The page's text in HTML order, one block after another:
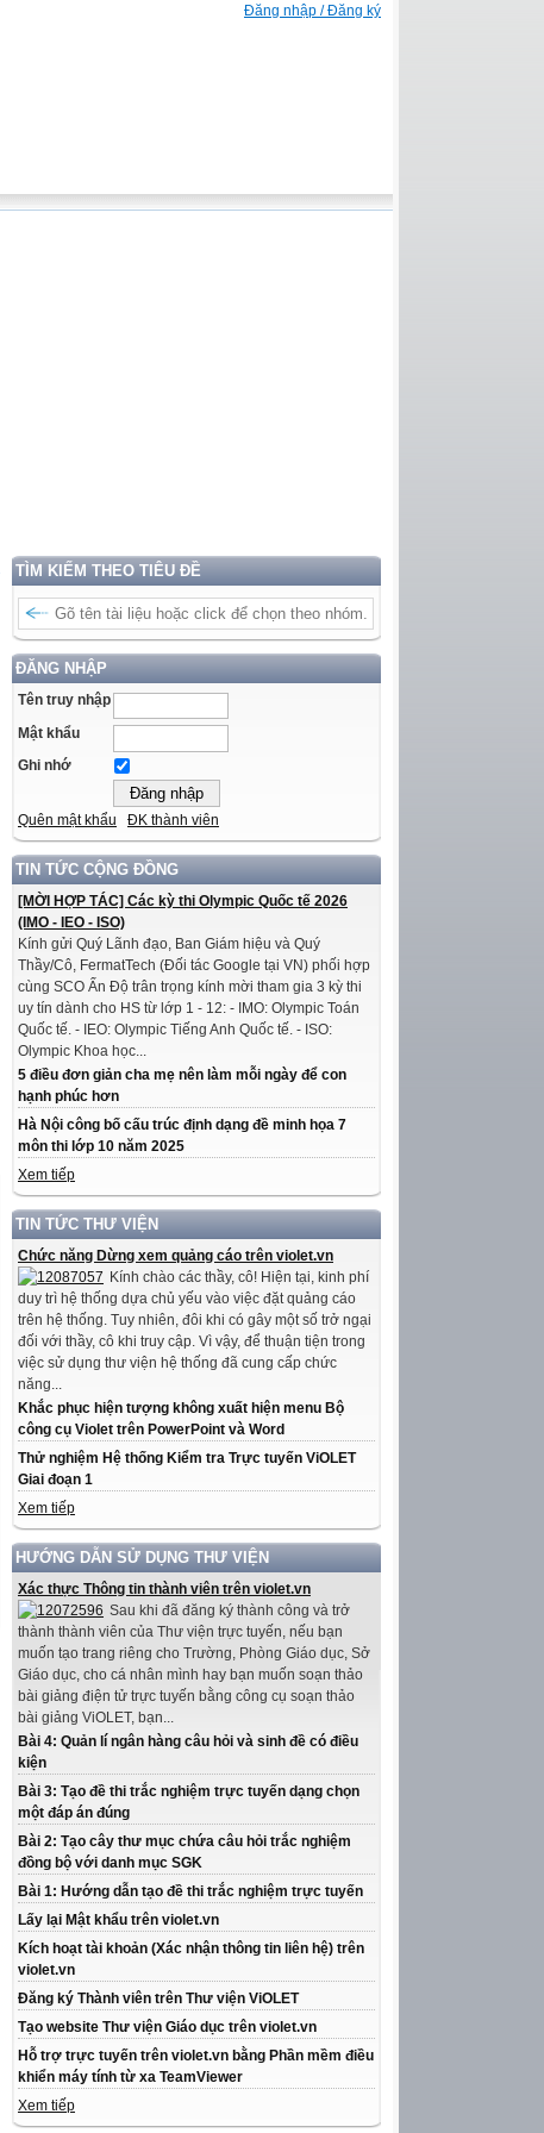
Đăng nhập / Đăng ký
TÌM KIẾM THEO TIÊU ĐỀ
ĐĂNG NHẬP
Tên truy nhập
Mật khẩu
Ghi nhớ
Quên mật khẩu ĐK thành viên
TIN TỨC CỘNG ĐỒNG
[MỜI HỢP TÁC] Các kỳ thi Olympic Quốc tế 2026
(IMO - IEO - ISO)
Kính gửi Quý Lãnh đạo, Ban Giám hiệu và Quý
Thầy/Cô, FermatTech (Đối tác Google tại VN) phối hợp
cùng SCO Ấn Độ trân trọng kính mời tham gia 3 kỳ thi
uy tín dành cho HS từ lớp 1 - 12: - IMO: Olympic Toán
Quốc tế. - IEO: Olympic Tiếng Anh Quốc tế. - ISO:
Olympic Khoa học...
5 điều đơn giản cha mẹ nên làm mỗi ngày để con
hạnh phúc hơn
Hà Nội công bố cấu trúc định dạng đề minh họa 7
môn thi lớp 10 năm 2025
Xem tiếp
TIN TỨC THƯ VIỆN
Chức năng Dừng xem quảng cáo trên violet.vn
Kính chào các thầy, cô! Hiện tại, kinh phí
duy trì hệ thống dựa chủ yếu vào việc đặt quảng cáo
trên hệ thống. Tuy nhiên, đôi khi có gây một số trở ngại
đối với thầy, cô khi truy cập. Vì vậy, để thuận tiện trong
việc sử dụng thư viện hệ thống đã cung cấp chức
năng...
Khắc phục hiện tượng không xuất hiện menu Bộ
công cụ Violet trên PowerPoint và Word
Thử nghiệm Hệ thống Kiểm tra Trực tuyến ViOLET
Giai đoạn 1
Xem tiếp
HƯỚNG DẪN SỬ DỤNG THƯ VIỆN
Xác thực Thông tin thành viên trên violet.vn
Sau khi đã đăng ký thành công và trở
thành thành viên của Thư viện trực tuyến, nếu bạn
muốn tạo trang riêng cho Trường, Phòng Giáo dục, Sở
Giáo dục, cho cá nhân mình hay bạn muốn soạn thảo
bài giảng điện tử trực tuyến bằng công cụ soạn thảo
bài giảng ViOLET, bạn...
Bài 4: Quản lí ngân hàng câu hỏi và sinh đề có điều
kiện
Bài 3: Tạo đề thi trắc nghiệm trực tuyến dạng chọn
một đáp án đúng
Bài 2: Tạo cây thư mục chứa câu hỏi trắc nghiệm
đồng bộ với danh mục SGK
Bài 1: Hướng dẫn tạo đề thi trắc nghiệm trực tuyến
Lấy lại Mật khẩu trên violet.vn
Kích hoạt tài khoản (Xác nhận thông tin liên hệ) trên
violet.vn
Đăng ký Thành viên trên Thư viện ViOLET
Tạo website Thư viện Giáo dục trên violet.vn
Hỗ trợ trực tuyến trên violet.vn bằng Phần mềm điều
khiển máy tính từ xa TeamViewer
Xem tiếp